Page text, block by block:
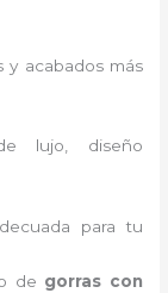
y acabados más
lujo, diseño
para tu
de gorras con